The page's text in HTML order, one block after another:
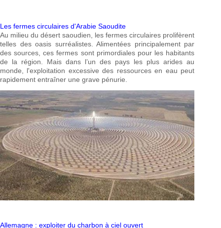
Les fermes circulaires d'Arabie Saoudite
Au milieu du désert saoudien, les fermes circulaires prolifèrent
telles des oasis surréalistes. Alimentées principalement par
des sources, ces fermes sont primordiales pour les habitants
de la région. Mais dans l’un des pays les plus arides au
monde, l'exploitation excessive des ressources en eau peut
rapidement entraîner une grave pénurie.
Allemagne : exploiter du charbon à ciel ouvert